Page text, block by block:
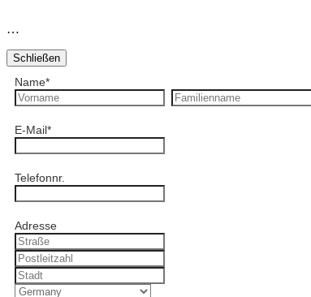
…
Schließen
Name*
E-Mail*
Telefonnr.
Adresse